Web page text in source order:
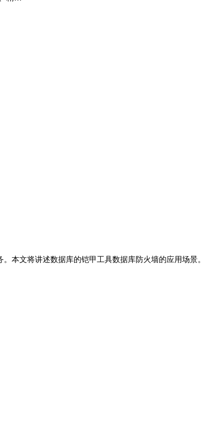
本文将讲述数据库的铠甲工具数据库防火墙的应用场景。